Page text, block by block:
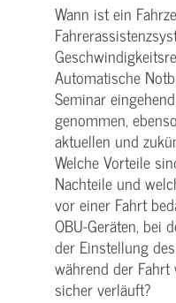
Wann ist ein
Automatische
Seminar
genommen,
aktuellen und
Welche Vorteile
Nachteile und
vor einer Fahrt
OBU-Geräten, bei
der Einstellung
während der
sicher verläuft?